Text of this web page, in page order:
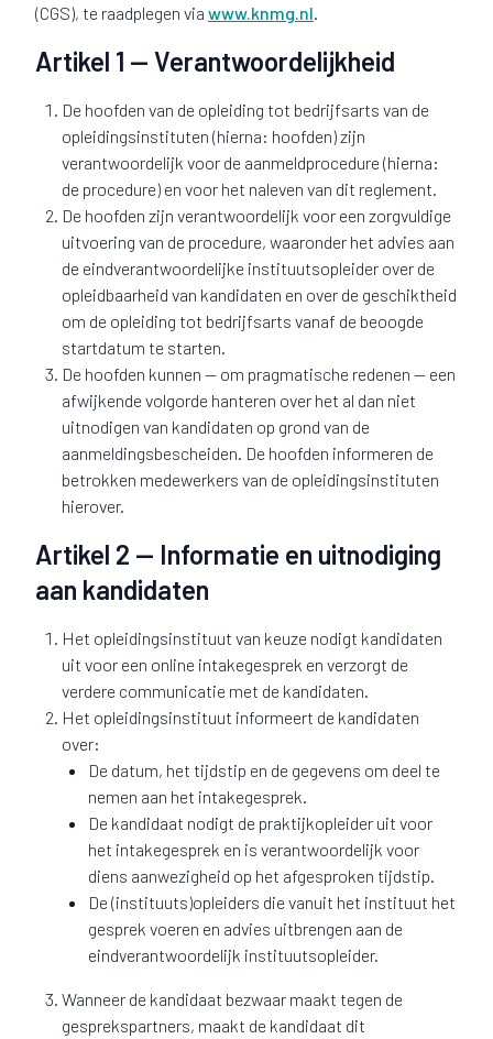
(CGS), te raadplegen via www.knmg.nl.
Artikel 1 — Verantwoordelijkheid
De hoofden van de opleiding tot bedrijfsarts van de
opleidingsinstituten (hierna: hoofden) zijn
verantwoordelijk voor de aanmeldprocedure (hierna:
de procedure) en voor het naleven van dit reglement.
De hoofden zijn verantwoordelijk voor een zorgvuldige
uitvoering van de procedure, waaronder het advies aan
de eindverantwoordelijke instituutsopleider over de
opleidbaarheid van kandidaten en over de geschiktheid
om de opleiding tot bedrijfsarts vanaf de beoogde
startdatum te starten.
De hoofden kunnen — om pragmatische redenen — een
afwijkende volgorde hanteren over het al dan niet
uitnodigen van kandidaten op grond van de
aanmeldingsbescheiden. De hoofden informeren de
betrokken medewerkers van de opleidingsinstituten
hierover.
Artikel 2 — Informatie en uitnodiging
aan kandidaten
Het opleidingsinstituut van keuze nodigt kandidaten
uit voor een online intakegesprek en verzorgt de
verdere communicatie met de kandidaten.
Het opleidingsinstituut informeert de kandidaten
over:
De datum, het tijdstip en de gegevens om deel te
nemen aan het intakegesprek.
De kandidaat nodigt de praktijkopleider uit voor
het intakegesprek en is verantwoordelijk voor
diens aanwezigheid op het afgesproken tijdstip.
De (instituuts)opleiders die vanuit het instituut het
gesprek voeren en advies uitbrengen aan de
eindverantwoordelijk instituutsopleider.
Wanneer de kandidaat bezwaar maakt tegen de
gesprekspartners, maakt de kandidaat dit